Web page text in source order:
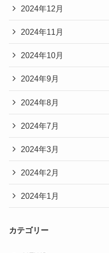
2024年12月
2024年11月
2024年10月
2024年9月
2024年8月
2024年7月
2024年3月
2024年2月
2024年1月
カテゴリー